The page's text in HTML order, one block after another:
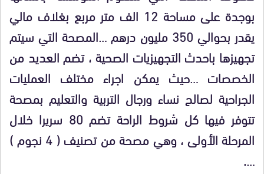
بوجدة على مساحة 12 الف متر مربع بغلاف مالي
يقدر بحوالي 350 مليون درهم …المصحة التي سيتم
تجهيزها باحدث التجهيزيات الصحية ، تضم العديد من
الخصصات …حيث يمكن اجراء مختلف العمليات
الجراحية لصالح نساء ورجال التربية والتعليم بمصحة
تتوفر فيها كل شروط الراحة تضم 80 سريرا خلال
المرحلة الأولى ، وهي مصحة من تصنيف ( 4 نجوم )
….